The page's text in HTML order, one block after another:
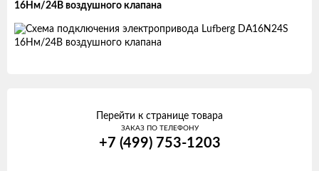
16Нм/24В воздушного клапана
Перейти к странице товара
ЗАКАЗ ПО ТЕЛЕФОНУ
+7 (499) 753-1203